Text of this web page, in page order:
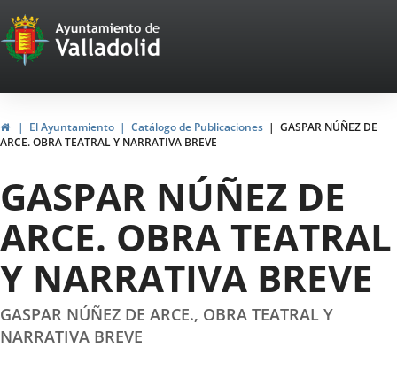
Portal
Web
del
Ayuntamiento
de
Valladolid
HomeEl Ayuntamiento Catálogo de Publicaciones
GASPAR NÚÑEZ DE
ARCE. OBRA TEATRAL Y NARRATIVA BREVE
GASPAR NÚÑEZ DE
ARCE. OBRA TEATRAL
Y NARRATIVA BREVE
GASPAR NÚÑEZ DE ARCE., OBRA TEATRAL Y
NARRATIVA BREVE